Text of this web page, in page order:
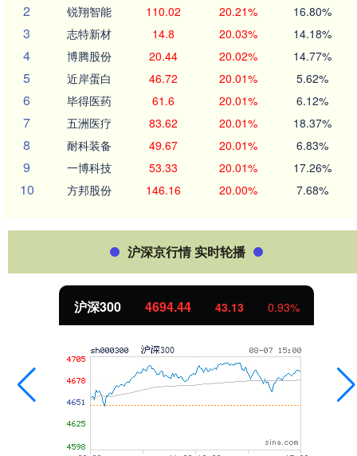
2 锐翔智能 110.02 20.21% 16.80%
3 志特新材 14.8 20.03% 14.18%
4 博腾股份 20.44 20.02% 14.77%
5 近岸蛋白 46.72 20.01% 5.62%
6 毕得医药 61.6 20.01% 6.12%
7 五洲医疗 83.62 20.01% 18.37%
8 耐科装备 49.67 20.01% 6.83%
9 一博科技 53.33 20.01% 17.26%
10 方邦股份 146.16 20.00% 7.68%
沪深京行情 实时轮播
北证50 1134.24 11.37 1.01%